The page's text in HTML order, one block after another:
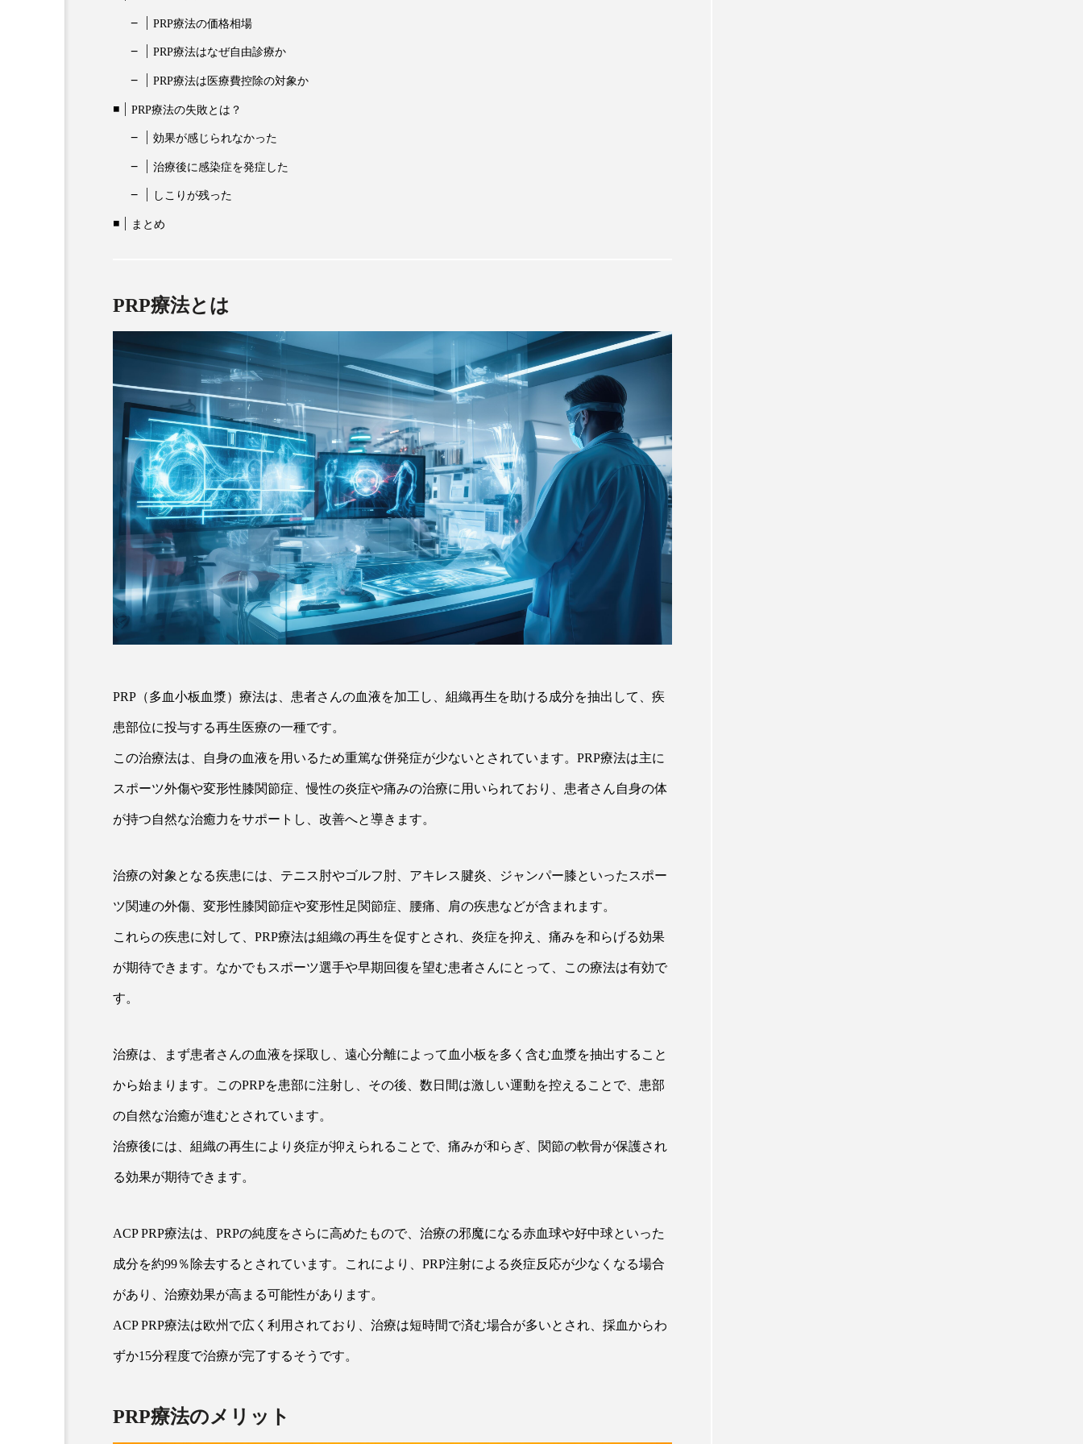
PRP療法の価格相場
PRP療法はなぜ自由診療か
PRP療法は医療費控除の対象か
PRP療法の失敗とは？
効果が感じられなかった
治療後に感染症を発症した
しこりが残った
まとめ
PRP療法とは
PRP（多血小板血漿）療法は、患者さんの血液を加工し、組織再生を助ける成分を抽出して、疾
患部位に投与する再生医療の一種です。
この治療法は、自身の血液を用いるため重篤な併発症が少ないとされています。PRP療法は主に
スポーツ外傷や変形性膝関節症、慢性の炎症や痛みの治療に用いられており、患者さん自身の体
が持つ自然な治癒力をサポートし、改善へと導きます。
治療の対象となる疾患には、テニス肘やゴルフ肘、アキレス腱炎、ジャンパー膝といったスポー
ツ関連の外傷、変形性膝関節症や変形性足関節症、腰痛、肩の疾患などが含まれます。
これらの疾患に対して、PRP療法は組織の再生を促すとされ、炎症を抑え、痛みを和らげる効果
が期待できます。なかでもスポーツ選手や早期回復を望む患者さんにとって、この療法は有効で
す。
治療は、まず患者さんの血液を採取し、遠心分離によって血小板を多く含む血漿を抽出すること
から始まります。このPRPを患部に注射し、その後、数日間は激しい運動を控えることで、患部
の自然な治癒が進むとされています。
治療後には、組織の再生により炎症が抑えられることで、痛みが和らぎ、関節の軟骨が保護され
る効果が期待できます。
ACP PRP療法は、PRPの純度をさらに高めたもので、治療の邪魔になる赤血球や好中球といった
成分を約99％除去するとされています。これにより、PRP注射による炎症反応が少なくなる場合
があり、治療効果が高まる可能性があります。
ACP PRP療法は欧州で広く利用されており、治療は短時間で済む場合が多いとされ、採血からわ
ずか15分程度で治療が完了するそうです。
PRP療法のメリット